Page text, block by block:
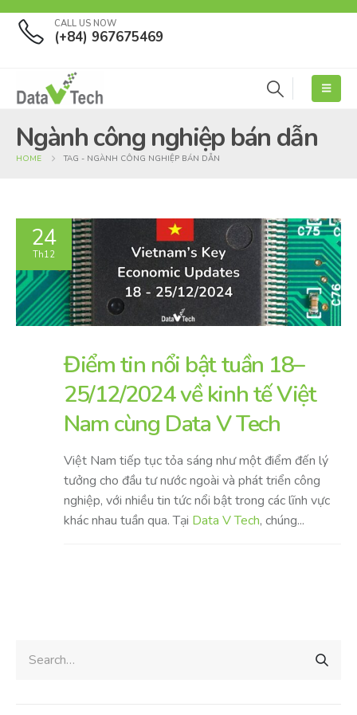
CALL US NOW
(+84) 967675469
Ngành công nghiệp bán dẫn
HOME TAG - NGÀNH CÔNG NGHIỆP BÁN DẪN
24
Th12
Điểm tin nổi bật tuần 18–
25/12/2024 về kinh tế Việt
Nam cùng Data V Tech
Việt Nam tiếp tục tỏa sáng như một điểm đến lý
tưởng cho đầu tư nước ngoài và phát triển công
nghiệp, với nhiều tin tức nổi bật trong các lĩnh vực
khác nhau tuần qua. Tại Data V Tech, chúng...